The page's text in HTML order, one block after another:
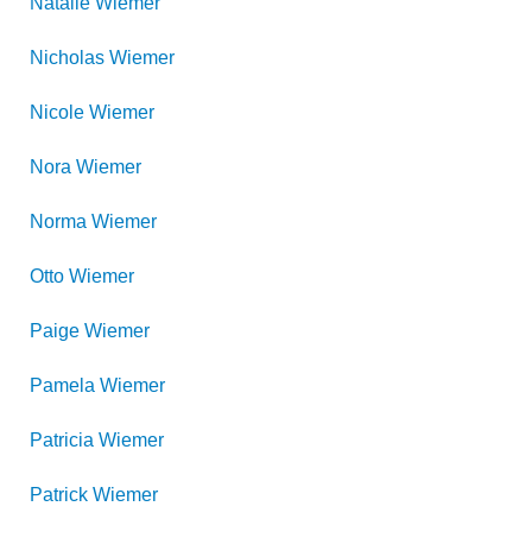
Nicholas Wiemer
Nicole Wiemer
Nora Wiemer
Norma Wiemer
Otto Wiemer
Paige Wiemer
Pamela Wiemer
Patricia Wiemer
Patrick Wiemer